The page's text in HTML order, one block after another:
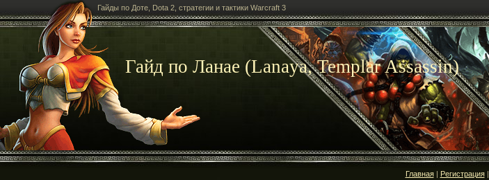
Гайды по Доте, Dota 2, стратегии и тактики Warcraft 3
Гайд по Ланае (Lanaya, Templar Assassin)
Главная| Регистрация|